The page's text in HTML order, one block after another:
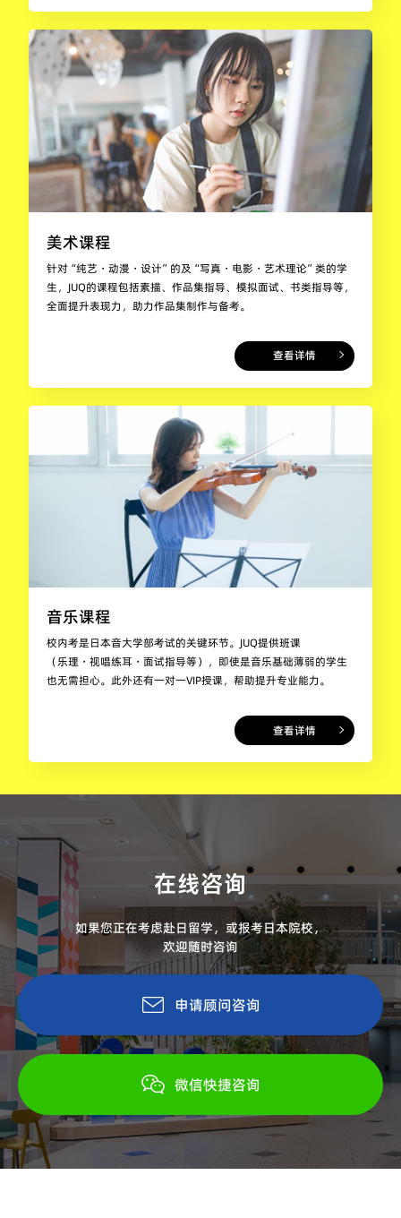
美术课程
针对“纯艺・动漫・设计”的及“写真・电影・艺术理论”类的学
生，JUQ的课程包括素描、作品集指导、模拟面试、书类指导等，
全面提升表现力，助力作品集制作与备考。
查看详情
音乐课程
校内考是日本音大学部考试的关键环节。JUQ提供班课
（乐理・视唱练耳・面试指导等），即使是音乐基础薄弱的学生
也无需担心。此外还有一对一VIP授课，帮助提升专业能力。
查看详情
在线咨询
如果您正在考虑赴日留学，或报考日本院校，
欢迎随时咨询
申请顾问咨询
微信快捷咨询